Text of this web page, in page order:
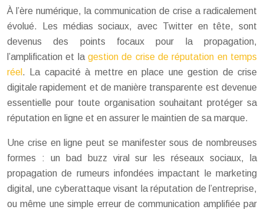
À l’ère numérique, la communication de crise a radicalement
évolué. Les médias sociaux, avec Twitter en tête, sont
devenus des points focaux pour la propagation,
l’amplification et la gestion de crise de réputation en temps
réel . La capacité à mettre en place une gestion de crise
digitale rapidement et de manière transparente est devenue
essentielle pour toute organisation souhaitant protéger sa
réputation en ligne et en assurer le maintien de sa marque.
Une crise en ligne peut se manifester sous de nombreuses
formes : un bad buzz viral sur les réseaux sociaux, la
propagation de rumeurs infondées impactant le marketing
digital, une cyberattaque visant la réputation de l’entreprise,
ou même une simple erreur de communication amplifiée par